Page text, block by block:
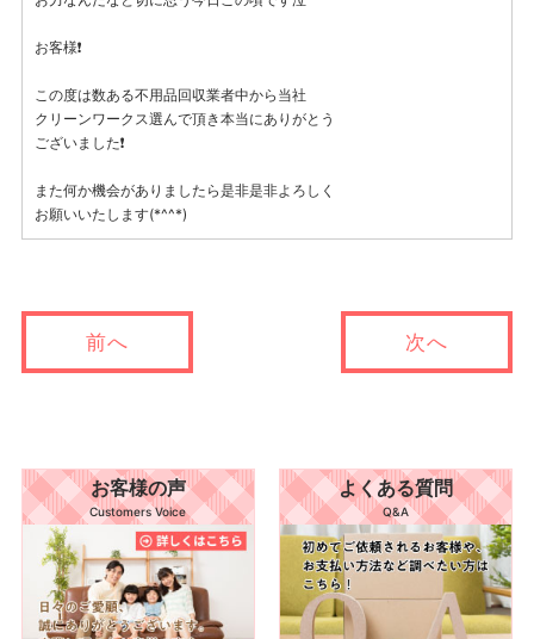
お客様❗
この度は数ある不用品回収業者中から当社
クリーンワークス選んで頂き本当にありがとう
ございました❗
また何か機会がありましたら是非是非よろしく
お願いいたします(*^^*)
前へ 次へ
お客様の声
Customers Voice
よくある質問
Q&A